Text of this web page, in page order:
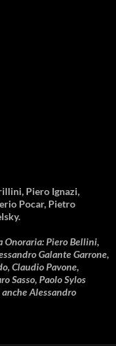
Piero Ignazi,
Pocar, Pietro
Onoraria: Piero Bellini,
Galante Garrone,
Claudio Pavone,
Sasso, Paolo Sylos
Alessandro